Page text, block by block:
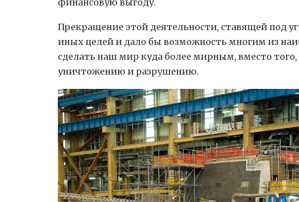
Прекращение этой деятельности, ставящей под
иных целей и дало бы возможность многим из
сделать наш мир куда более мирным, вместо
уничтожению и разрушению.